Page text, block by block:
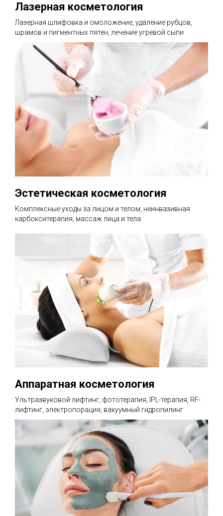
Лазерная косметология
Лазерная шлифовка и омоложение, удаление рубцов,
шрамов и пигментных пятен, лечение угревой сыпи
Эстетическая косметология
Комплексные уходы за лицом и телом, неинвазивная
карбокситерапия, массаж лица и тела
Аппаратная косметология
Ультразвуковой лифтинг, фототерапия, IPL-терапия, RF-
лифтинг, электропорация, вакуумный гидропилинг